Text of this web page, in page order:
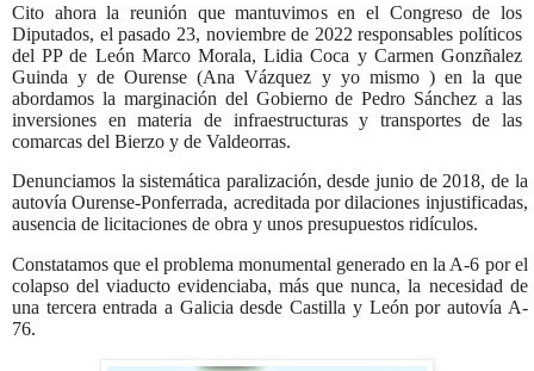
Cito ahora la reunión que mantuvimos en el Congreso de los
Diputados, el pasado 23, noviembre de 2022 responsables políticos
del PP de León Marco Morala, Lidia Coca y Carmen Gonzñalez
Guinda y de Ourense (Ana Vázquez y yo mismo ) en la que
abordamos la marginación del Gobierno de Pedro Sánchez a las
inversiones en materia de infraestructuras y transportes de las
comarcas del Bierzo y de Valdeorras.
Denunciamos la sistemática paralización, desde junio de 2018, de la
autovía Ourense-Ponferrada, acreditada por dilaciones injustificadas,
ausencia de licitaciones de obra y unos presupuestos ridículos.
Constatamos que el problema monumental generado en la A-6 por el
colapso del viaducto evidenciaba, más que nunca, la necesidad de
una tercera entrada a Galicia desde Castilla y León por autovía A-
76.